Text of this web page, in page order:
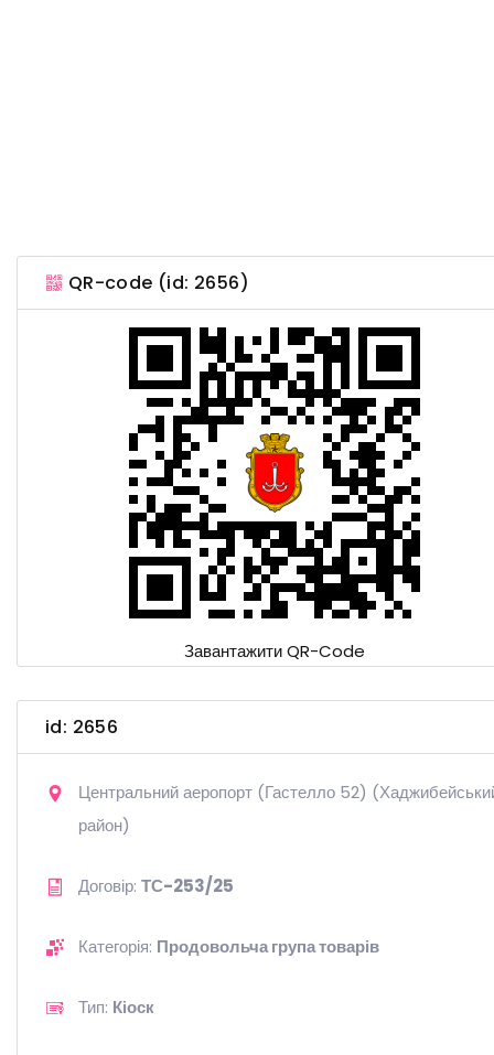
QR-code (id: 2656)
Завантажити QR-Code
id: 2656
Центральний аеропорт (Гастелло 52)
район)
Договір: ТС-253/25
Категорія: Продовольча група товарів
Тип: Кіоск